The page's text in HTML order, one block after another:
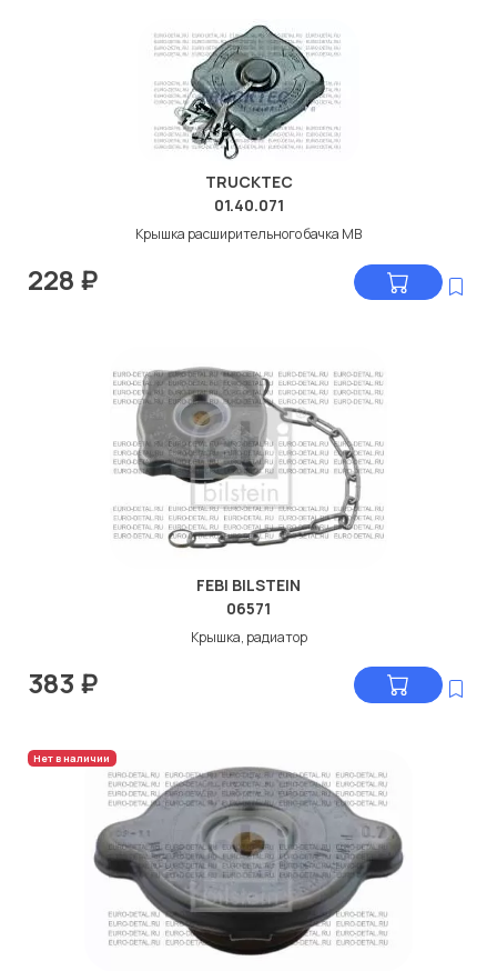
TRUCKTEC
01.40.071
Крышка расширительного бачка МВ
228 ₽
FEBI BILSTEIN
06571
Крышка, радиатор
383 ₽
Нет в наличии